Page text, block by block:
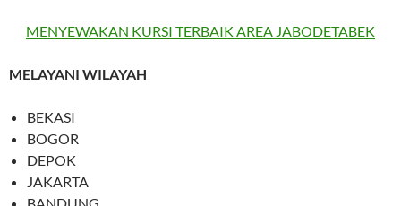
MENYEWAKAN KURSI TERBAIK AREA JABODETABEK
MELAYANI WILAYAH
BEKASI
BOGOR
DEPOK
JAKARTA